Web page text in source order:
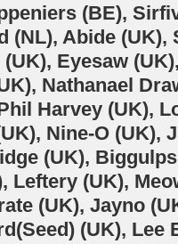
(BE),
(NL), Abide (UK),
Eyesaw
Nathanael
Harvey (UK),
Nine-O (UK),
(UK),
Leftery (UK),
(UK), Jayno
(UK), Lee